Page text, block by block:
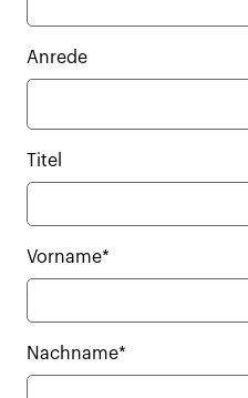
Anrede
Titel
Vorname*
Nachname*